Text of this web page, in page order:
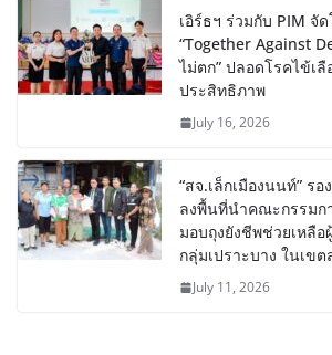
เอิร์ธฯ ร่วมกับ PIM จั
“Together Against
ไม่ตก” ปลอดโรคไข้เลื
ประสิทธิภาพ
July 16, 2026
“สจ.เล็กเมืองนนท์” ร
ลงพื้นที่นำคณะกรรมก
มอบถุงยังชีพช่วยเหลือ
กลุ่มเปราะบาง ในเขต
July 11, 2026